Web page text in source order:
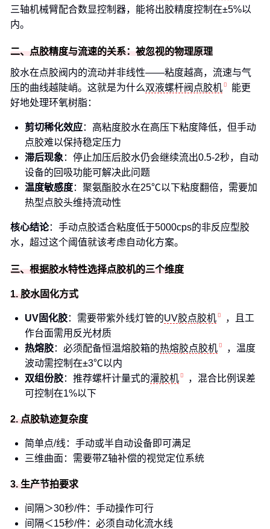
三轴机械臂配合数显控制器，能将出胶精度控制在±5%以
内。
二、点胶精度与流速的关系：被忽视的物理原理
胶水在点胶阀内的流动并非线性——粘度越高，流速与气
压的曲线越陡峭。这就是为什么双液螺杆阀点胶机
能更
好地处理环氧树脂：
剪切稀化效应：高粘度胶水在高压下粘度降低，但手动
点胶难以保持稳定压力
滞后现象 ：停止加压后胶水仍会继续流出0.5-2秒，自动
设备的回吸功能可解决此问题
温度敏感度：聚氨酯胶水在25℃以下粘度翻倍，需要加
热型点胶头维持流动性
核心结论：手动点胶适合粘度低于5000cps的非反应型胶
水，超过这个阈值就该考虑自动化方案。
三、根据胶水特性选择点胶机的三个维度
1. 胶水固化方式
UV固化胶：需要带紫外线灯管的UV胶点胶机
，且工
作台面需用反光材质
热熔胶：必须配备恒温熔胶箱的热熔胶点胶机
，温度
波动需控制在±3℃以内
双组份胶：推荐螺杆计量式的灌胶机
，混合比例误差
可控制在1%以下
2. 点胶轨迹复杂度
简单点/线：手动或半自动设备即可满足
三维曲面：需要带Z轴补偿的视觉定位系统
3. 生产节拍要求
间隔＞30秒/件：手动操作可行
间隔＜15秒/件：必须自动化流水线